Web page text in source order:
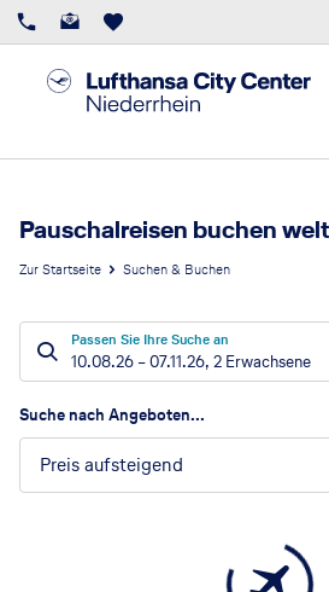
Pauschalreisen buchen
Zur Startseite Suchen & Buchen
Passen Sie Ihre Suche an
10.08.26 –07.11.26, 2 Erwachsene
Suche nach Angeboten...
Preis aufsteigend